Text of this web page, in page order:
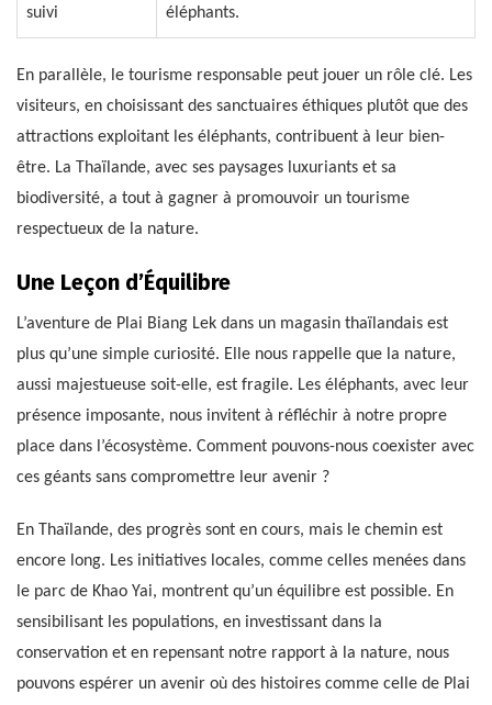
suivi
éléphants.
En parallèle, le tourisme responsable peut jouer un rôle clé. Les
visiteurs, en choisissant des sanctuaires éthiques plutôt que des
attractions exploitant les éléphants, contribuent à leur bien-
être. La Thaïlande, avec ses paysages luxuriants et sa
biodiversité, a tout à gagner à promouvoir un tourisme
respectueux de la nature.
Une Leçon d’Équilibre
L’aventure de Plai Biang Lek dans un magasin thaïlandais est
plus qu’une simple curiosité. Elle nous rappelle que la nature,
aussi majestueuse soit-elle, est fragile. Les éléphants, avec leur
présence imposante, nous invitent à réfléchir à notre propre
place dans l’écosystème. Comment pouvons-nous coexister avec
ces géants sans compromettre leur avenir ?
En Thaïlande, des progrès sont en cours, mais le chemin est
encore long. Les initiatives locales, comme celles menées dans
le parc de Khao Yai, montrent qu’un équilibre est possible. En
sensibilisant les populations, en investissant dans la
conservation et en repensant notre rapport à la nature, nous
pouvons espérer un avenir où des histoires comme celle de Plai